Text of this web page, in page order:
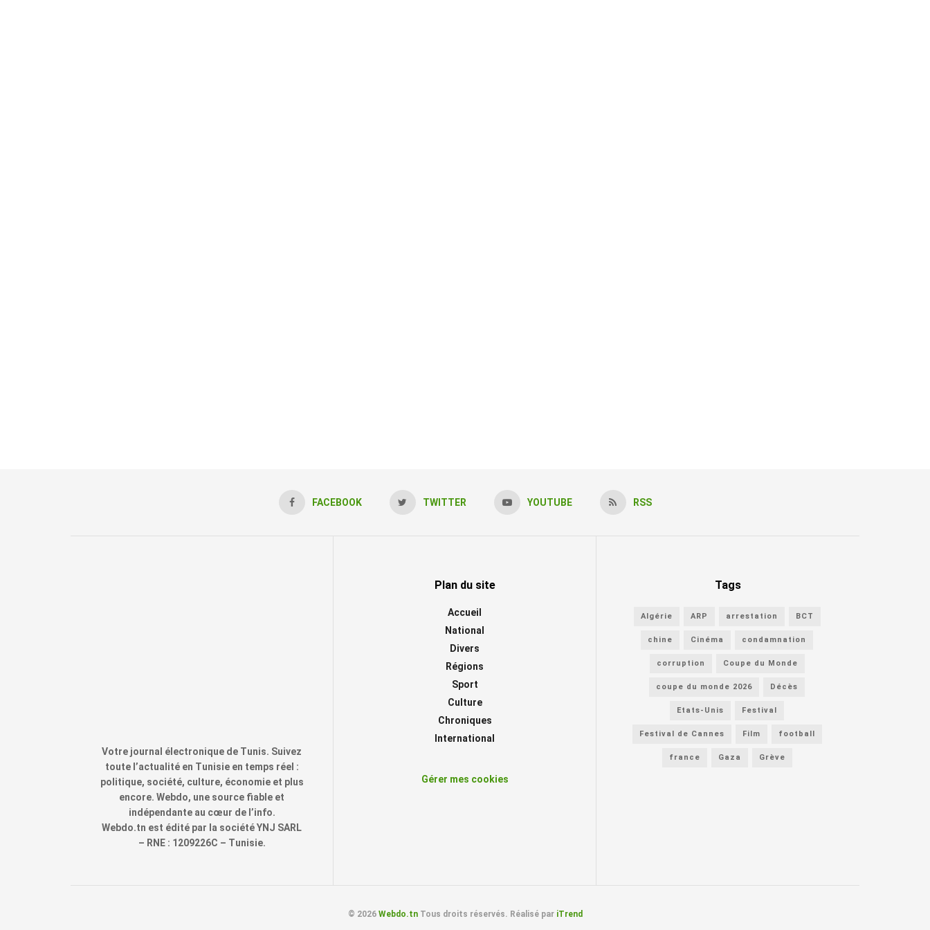
FACEBOOK TWITTER YOUTUBE RSS
Votre journal électronique de Tunis. Suivez
toute l’actualité en Tunisie en temps réel :
politique, société, culture, économie et plus
encore. Webdo, une source fiable et
indépendante au cœur de l’info.
Webdo.tn est édité par la société YNJ SARL
– RNE : 1209226C – Tunisie.
Plan du site
Accueil
National
Divers
Régions
Sport
Culture
Chroniques
International
Gérer mes cookies
Tags
Algérie ARP arrestation BCT
chine Cinéma condamnation
corruption Coupe du Monde
coupe du monde 2026 Décès
Etats-Unis Festival
Festival de Cannes Film football
france Gaza Grève
© 2026 Webdo.tnTous droits réservés. Réalisé par iTrend